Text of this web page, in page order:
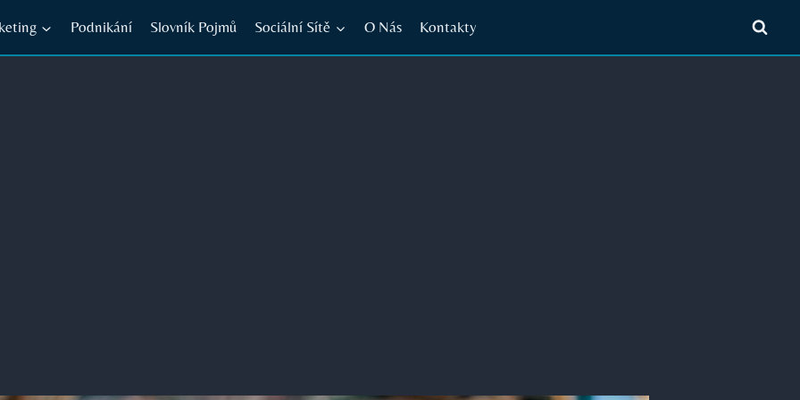
Podnikání Slovník Pojmů Sociální Sítě O Nás Kontakty